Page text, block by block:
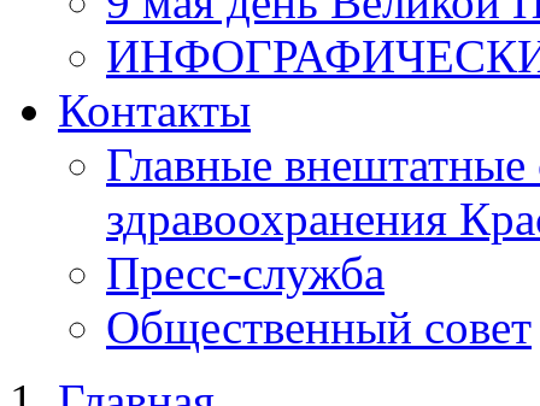
Контакты
Главные внештатные
здравоохранения
Пресс-служба
Общественный совет